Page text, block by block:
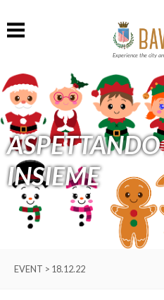
Experience the city
INSIEME
EVENT > 18.12.22